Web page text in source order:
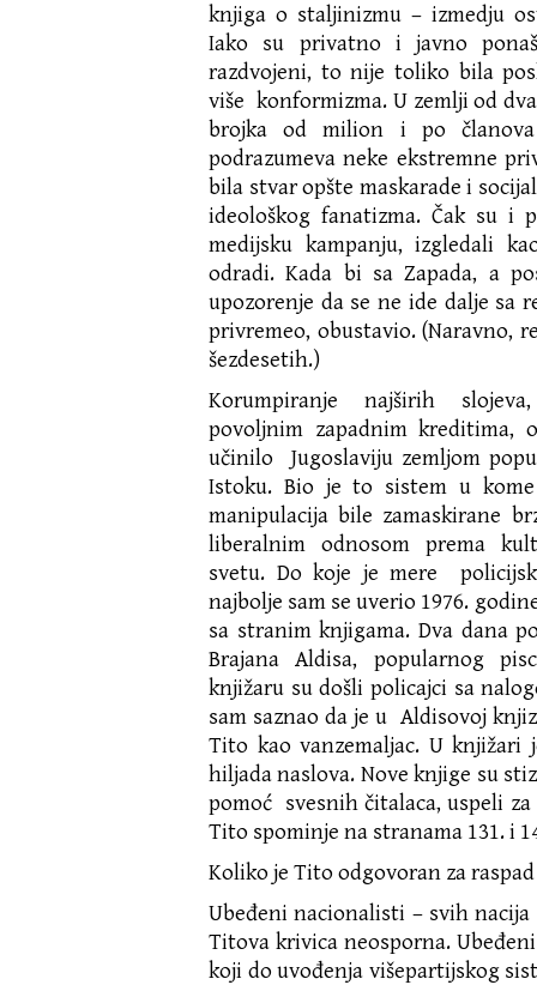
knjiga o staljinizmu – izmedju
Iako su privatno i javno
razdvojeni, to nije toliko bila
više konformizma. U zemlji od
brojka od milion i po
podrazumeva neke ekstremne
bila stvar opšte maskarade i
ideološkog fanatizma. Čak su i
medijsku kampanju, izgledali
odradi. Kada bi sa Zapada, a
upozorenje da se ne ide dalje sa
privremeo, obustavio. (Naravno,
šezdesetih.)
Korumpiranje najširih
povoljnim zapadnim kreditima,
učinilo Jugoslaviju zemljom
Istoku. Bio je to sistem u
manipulacija bile zamaskirane
liberalnim odnosom prema
svetu. Do koje je mere
najbolje sam se uverio 1976.
sa stranim knjigama. Dva dana
Brajana Aldisa, popularnog
knjižaru su došli policajci sa
sam saznao da je u Aldisovoj
Tito kao vanzemaljac. U
hiljada naslova. Nove knjige su
pomoć svesnih čitalaca, uspeli
Tito spominje na stranama 131. i
Koliko je Tito odgovoran za
Ubeđeni nacionalisti – svih
Titova krivica neosporna.
koji do uvođenja višepartijskog